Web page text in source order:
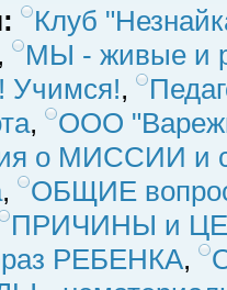
Клуб
,
МЫ - живые и
,
,
ООО
о МИССИИ и
,
ОБЩИЕ
ПРИЧИНЫ и
РЕБЕНКА,